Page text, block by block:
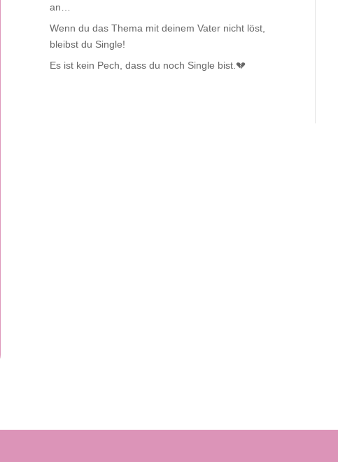
an…
Wenn du das Thema mit deinem Vater nicht löst,
bleibst du Single!
Es ist kein Pech, dass du noch Single bist.💔